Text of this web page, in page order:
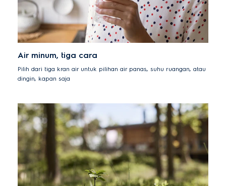
Air minum, tiga cara
Pilih dari tiga kran air untuk pilihan air panas, suhu ruangan, atau
dingin, kapan saja